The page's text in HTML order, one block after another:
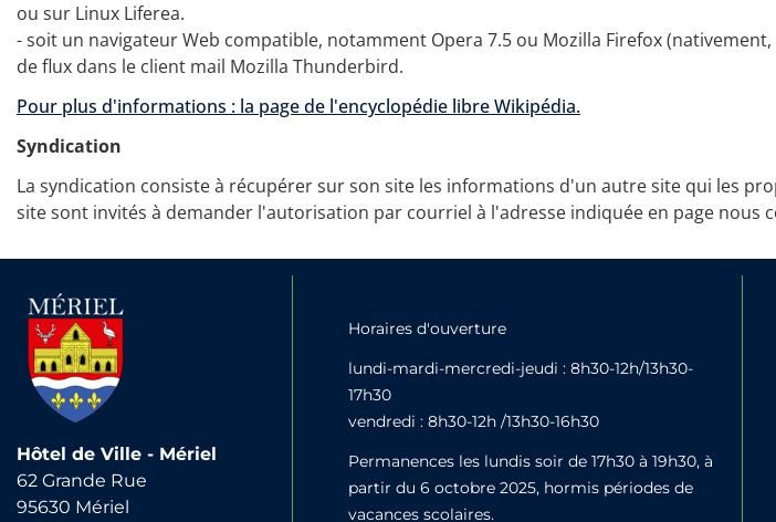
ou sur Linux Liferea.
- soit un navigateur Web compatible, notamment Opera 7.5 ou Mozilla Firefox
de flux dans le client mail Mozilla Thunderbird.
Pour plus d'informations : la page de l'encyclopédie libre Wikipédia.
Syndication
La syndication consiste à récupérer sur son site les informations d'un autre site qui les
site sont invités à demander l'autorisation par courriel à l'adresse indiquée en page nous
Hôtel de Ville - Mériel
62 Grande Rue
95630 Mériel
Horaires d'ouverture
lundi-mardi-mercredi-jeudi : 8h30-12h/13h30-
17h30
vendredi : 8h30-12h /13h30-16h30
Permanences les lundis soir de 17h30 à 19h30, à
partir du 6 octobre 2025, hormis périodes de
vacances scolaires.